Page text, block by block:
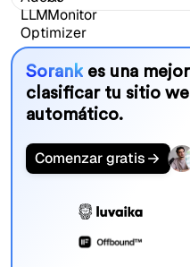
Sorankes una
clasificar tu sitio
automático.
Comenzar gratis